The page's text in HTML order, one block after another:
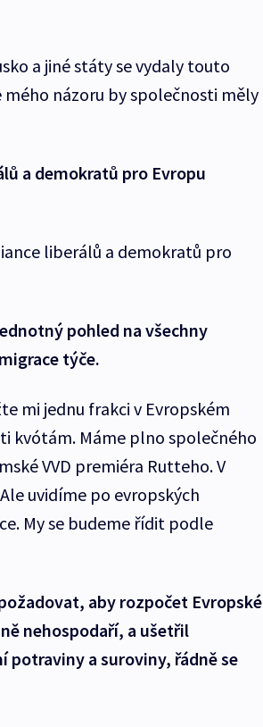
a jiné státy se vydaly touto
názoru by společnosti měly
a demokratů pro Evropu
liberálů a demokratů pro
pohled na všechny
týče.
mi jednu frakci v Evropském
kvótám. Máme plno společného
VVD premiéra Rutteho. V
uvidíme po evropských
My se budeme řídit podle
aby rozpočet Evropské
nehospodaří, a ušetřil
a suroviny, řádně se